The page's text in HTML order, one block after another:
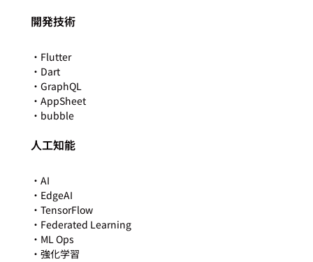
開発技術
・Flutter
・Dart
・GraphQL
・AppSheet
・bubble
人工知能
・AI
・EdgeAI
・TensorFlow
・Federated Learning
・ML Ops
・強化学習